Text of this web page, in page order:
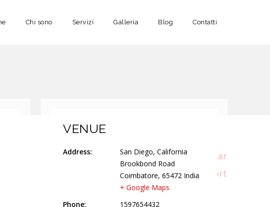
Chi sono Servizi Galleria Blog Contatti
+ Google Calendar
+ iCal Export
VENUE
Address:
San Diego, California
Brookbond Road
Coimbatore, 65472 India
+ Google Maps
Phone:
1597654432